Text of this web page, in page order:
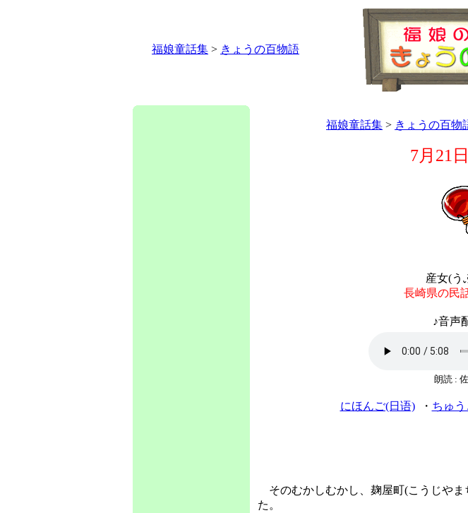
福娘童話集 > きょうの百物語
福娘童話集 > きょうの百物
7月21
産女(う
長崎県の民
♪音声
朗読 :
にほんご(日语)・ ちゅ
そのむかしむかし、麹屋町(こうじやま
た。